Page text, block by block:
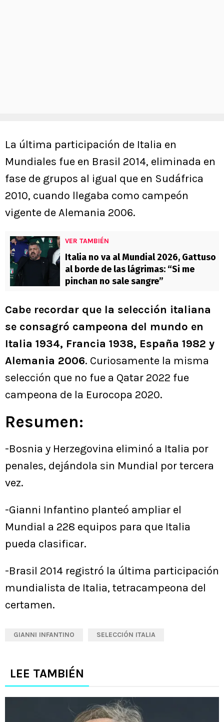
La última participación de Italia en
Mundiales fue en Brasil 2014, eliminada en
fase de grupos al igual que en Sudáfrica
2010, cuando llegaba como campeón
vigente de Alemania 2006.
VER TAMBIÉN
Italia no va al Mundial 2026, Gattuso
al borde de las lágrimas: “Si me
pinchan no sale sangre”
Cabe recordar que la selección italiana
se consagró campeona del mundo en
Italia 1934, Francia 1938, España 1982 y
Alemania 2006. Curiosamente la misma
selección que no fue a Qatar 2022 fue
campeona de la Eurocopa 2020.
Resumen:
-Bosnia y Herzegovina eliminó a Italia por
penales, dejándola sin Mundial por tercera
vez.
-Gianni Infantino planteó ampliar el
Mundial a 228 equipos para que Italia
pueda clasificar.
-Brasil 2014 registró la última participación
mundialista de Italia, tetracampeona del
certamen.
GIANNI INFANTINO SELECCIÓN ITALIA
LEE TAMBIÉN